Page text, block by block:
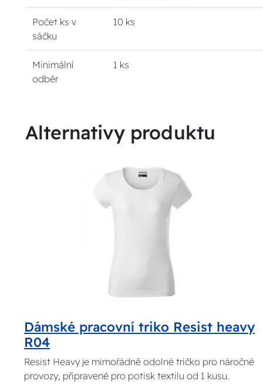
Počet ks v
sáčku
10 ks
Minimální
odběr
1 ks
Alternativy produktu
Dámské pracovní triko Resist heavy
R04
Resist Heavy je mimořádně odolné tričko pro náročné
provozy, připravené pro potisk textilu od 1 kusu.